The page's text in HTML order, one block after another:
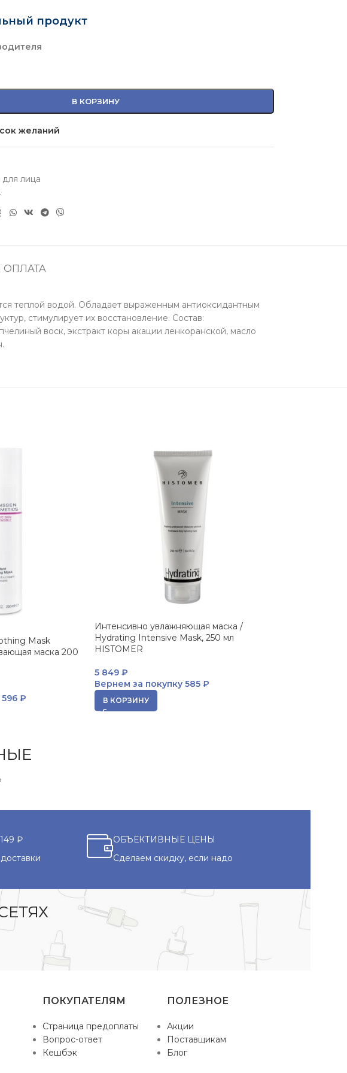
продукт
В КОРЗИНУ
желаний
лица
ОПЛАТА
теплой водой. Обладает выраженным антиоксидантным
стимулирует их восстановление. Состав:
воск, экстракт коры акации ленкоранской, масло
Mask
маска 200
596 ₽
Интенсивно увлажняющая маска /
Hydrating Intensive Mask, 250 мл
HISTOMER
5 849 ₽
Вернем за покупку585 ₽
В КОРЗИНУ
₽
ОБЪЕКТИВНЫЕ ЦЕНЫ
Сделаем скидку, если надо
ПОКУПАТЕЛЯМ
Страница предоплаты
Вопрос-ответ
Кешбэк
ПОЛЕЗНОЕ
Акции
Поставщикам
Блог